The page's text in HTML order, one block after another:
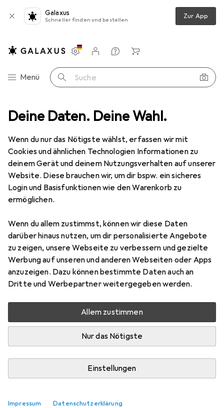
Deine Daten. Deine Wahl.
Wenn du nur das Nötigste wählst, erfassen wir mit
Cookies und ähnlichen Technologien Informationen zu
deinem Gerät und deinem Nutzungsverhalten auf unserer
Website. Diese brauchen wir, um dir bspw. ein sicheres
Login und Basisfunktionen wie den Warenkorb zu
ermöglichen.
Wenn du allem zustimmst, können wir diese Daten
darüber hinaus nutzen, um dir personalisierte Angebote
zu zeigen, unsere Webseite zu verbessern und gezielte
Werbung auf unseren und anderen Webseiten oder Apps
anzuzeigen. Dazu können bestimmte Daten auch an
Dritte und Werbepartner weitergegeben werden.
Allem zustimmen
Nur das Nötigste
Einstellungen
Impressum Datenschutzerklärung
Galaxus
Schneller finden und bestellen Zur App
Navigation nach Kategorien
Menü Suche
Einstellungen
Kundenkonto
Vergleichslisten
Merklisten
Warenkorb
Motorradjacke Five MXF Prorider S Herren
2 Bilder
FiveMXF Prorider S Herren
Herren, 3XL
Bewertungen Marke
Mehr von Five
Aktuell nicht lieferbar
Benachrichtigen, wenn lieferbar
Vergleichen Merken